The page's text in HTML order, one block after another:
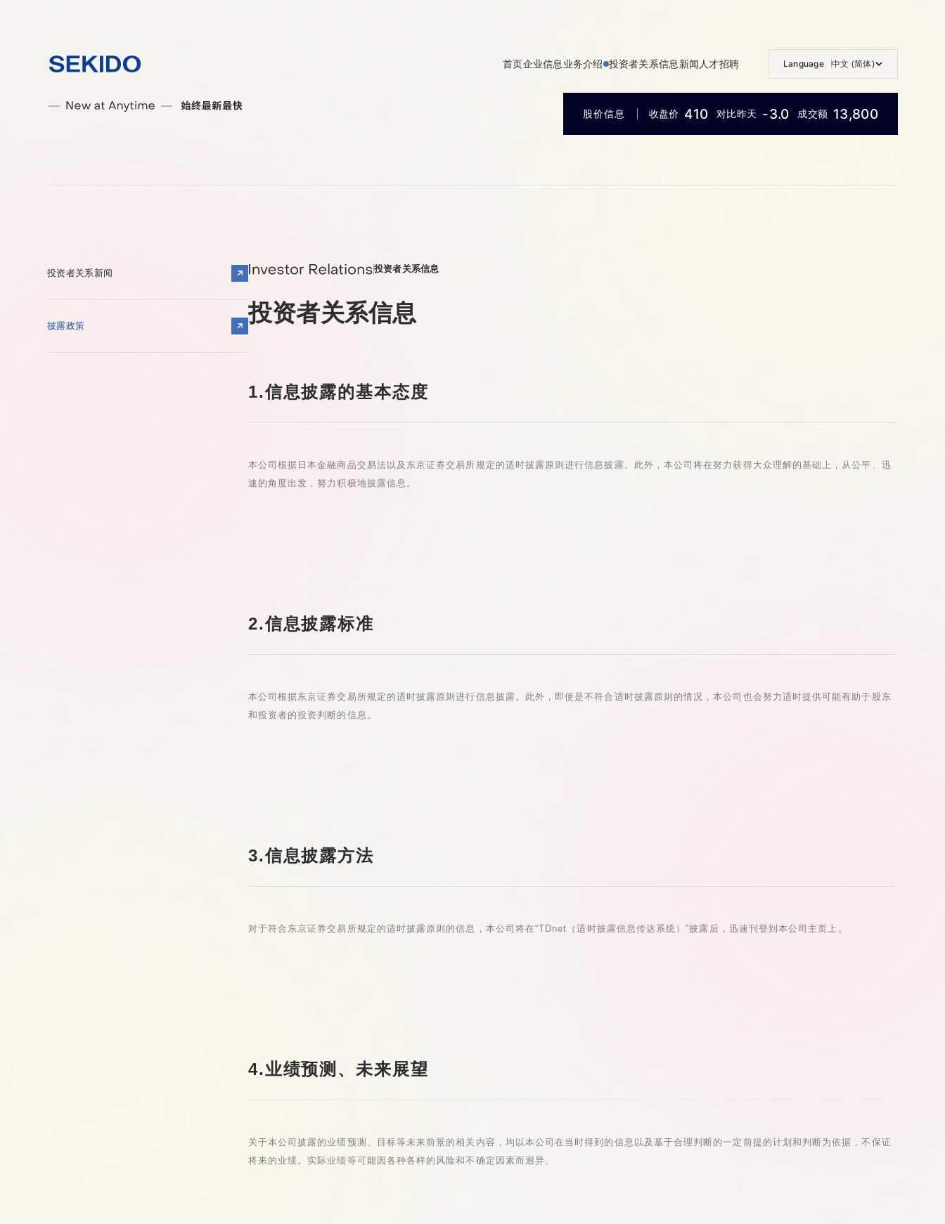
首页企业信息 业务介绍 投资者关系信息 新闻 人才招聘 Language 中文 (简体)
股价信息 收盘价 410 对比昨天 -3.0 成交额 13,800
投资者关系信息
投资者关系信息
1.信息披露的基本态度
本公司根据日本金融商品交易法以及东京证券交易所规定的适时披露原则进行信息披露。此外，本公司将在努力获得大众理解的基础上，从公平、迅
速的角度出发，努力积极地披露信息。
2.信息披露标准
本公司根据东京证券交易所规定的适时披露原则进行信息披露。此外，即使是不符合适时披露原则的情况，本公司也会努力适时提供可能有助于股东
和投资者的投资判断的信息。
3.信息披露方法
对于符合东京证券交易所规定的适时披露原则的信息，本公司将在“TDnet（适时披露信息传达系统）”披露后，迅速刊登到本公司主页上。
4.业绩预测、未来展望
关于本公司披露的业绩预测、目标等未来前景的相关内容，均以本公司在当时得到的信息以及基于合理判断的一定前提的计划和判断为依据，不保证
将来的业绩。实际业绩等可能因各种各样的风险和不确定因素而迥异。
投资者关系新闻
披露政策